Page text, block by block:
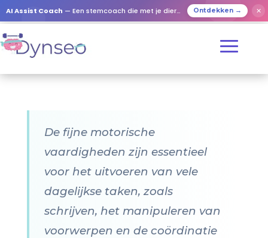
AI Assist Coach — Een stemcoach die met je dierbaren speelt Ontdekken → ✕
De fijne motorische
vaardigheden zijn essentieel
voor het uitvoeren van vele
dagelijkse taken, zoals
schrijven, het manipuleren van
voorwerpen en de coördinatie